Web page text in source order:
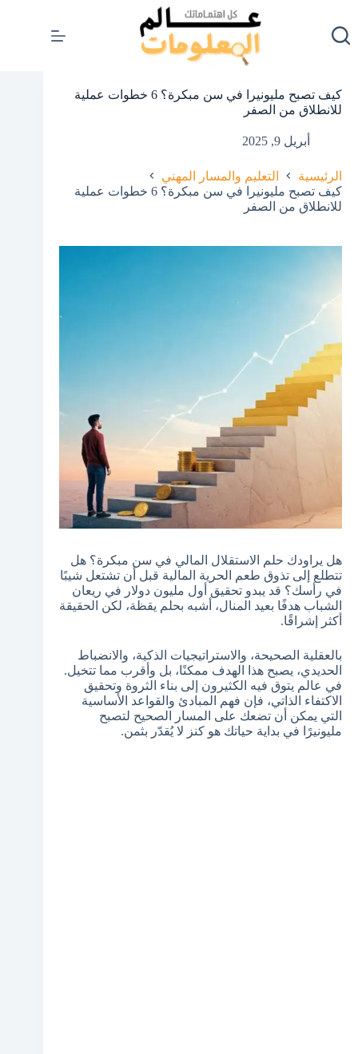
المحتوى
كيف تصبح مليونيرا في سن مبكرة؟ 6 خطوات عملية
للانطلاق من الصفر
أبريل 9, 2025
الرئيسية
التعليم والمسار المهني
كيف تصبح مليونيرا في سن مبكرة؟ 6 خطوات عملية
للانطلاق من الصفر
هل يراودك حلم الاستقلال المالي في سن مبكرة؟ هل
تتطلع إلى تذوق طعم الحرية المالية قبل أن تشتعل شيبًا
في رأسك؟ قد يبدو تحقيق أول مليون دولار في ريعان
الشباب هدفًا بعيد المنال، أشبه بحلم يقظة، لكن الحقيقة
أكثر إشراقًا.
بالعقلية الصحيحة، والاستراتيجيات الذكية، والانضباط
الحديدي، يصبح هذا الهدف ممكنًا، بل وأقرب مما تتخيل.
في عالم يتوق فيه الكثيرون إلى بناء الثروة وتحقيق
الاكتفاء الذاتي، فإن فهم المبادئ والقواعد الأساسية
التي يمكن أن تضعك على المسار الصحيح لتصبح
مليونيرًا في بداية حياتك هو كنز لا يُقدّر بثمن.